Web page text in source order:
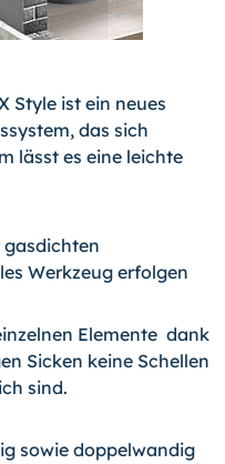
Style ist ein neues
das sich
lässt es eine leichte
Werkzeug erfolgen
Elemente dank
Sicken keine Schellen
sind.
sowie doppelwandig